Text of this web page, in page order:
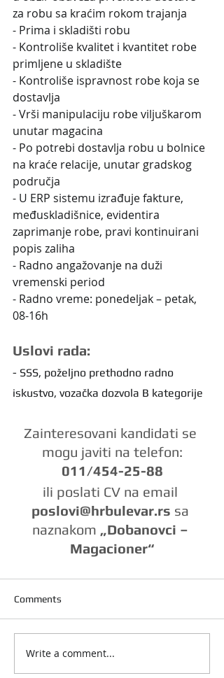
za robu sa kraćim rokom trajanja
- Prima i skladišti robu
- Kontroliše kvalitet i kvantitet robe
primljene u skladište
- Kontroliše ispravnost robe koja se
dostavlja
- Vrši manipulaciju robe viljuškarom
unutar magacina
- Po potrebi dostavlja robu u bolnice
na kraće relacije, unutar gradskog
područja
- U ERP sistemu izrađuje fakture,
međuskladišnice, evidentira
zaprimanje robe, pravi kontinuirani
popis zaliha
- Radno angažovanje na duži
vremenski period
- Radno vreme: ponedeljak – petak,
08-16h
Uslovi rada:
- SSS, poželjno prethodno radno
iskustvo, vozačka dozvola B kategorije
Zainteresovani kandidati se
mogu javiti na telefon:
011/454-25-88
ili poslati CV na email
poslovi@hrbulevar.rs sa
naznakom „Dobanovci –
Magacioner“
Comments
Write a comment...